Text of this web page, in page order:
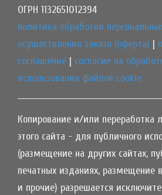
ОГРН 1132651012394
политика обработки
осуществления заказа (оферта) |
соглашение | согласие на
использования файлов cookie
Копирование и/или переработка
этого сайта - для публичного
(размещение на других сайтах,
печатных изданиях, размещение
и прочие) разрешается